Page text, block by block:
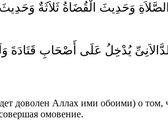
وَحَدِيثَ الْقُضَاةُ ثَلاَثَةٌ
يُدْخِلُ عَلَى أَصْحَابِ قَتَادَةَ
доволен Аллах ими обоими) о
омовение.